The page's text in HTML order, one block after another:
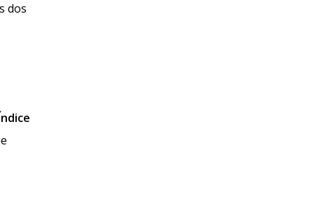
dos